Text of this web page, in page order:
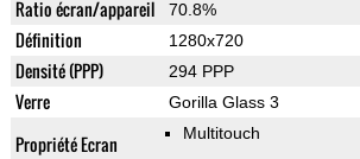
Ratio écran/appareil 70.8%
Définition 1280x720
Densité (PPP) 294 PPP
Verre Gorilla Glass 3
Propriété Ecran Multitouch